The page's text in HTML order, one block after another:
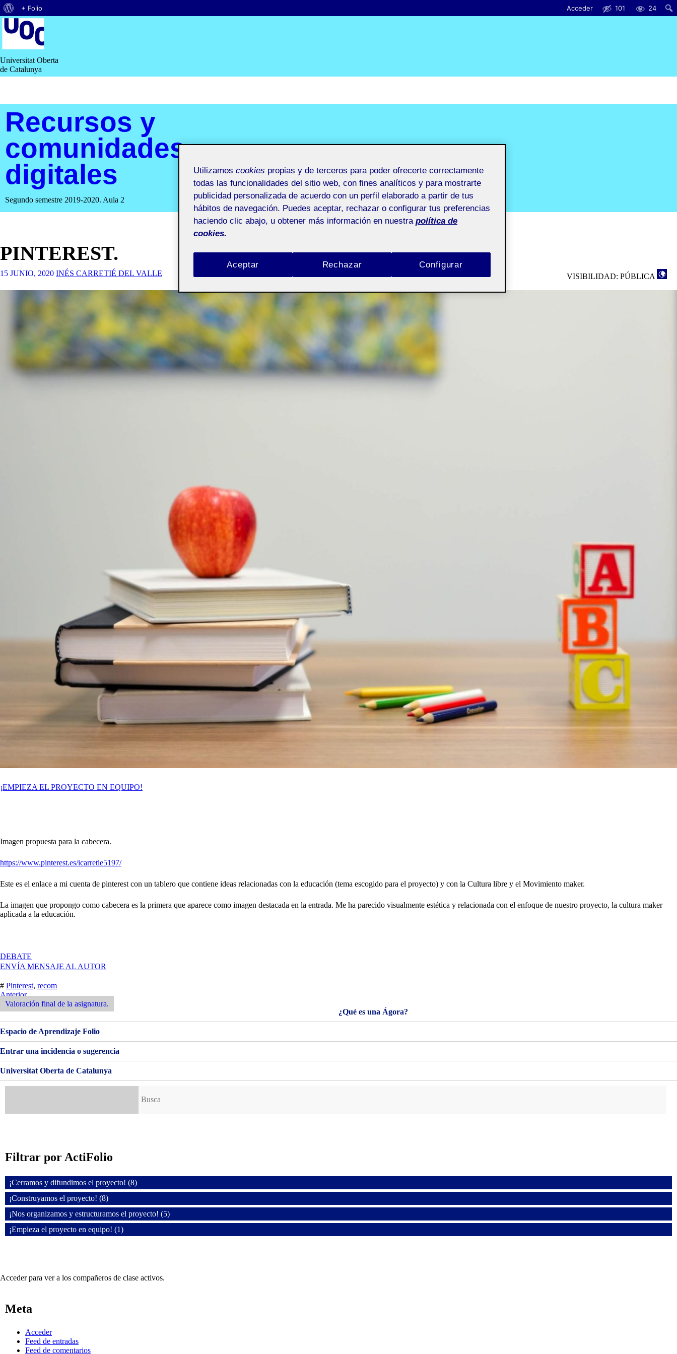
Saltar
al
contenido
Universitat Oberta
de Catalunya
Recursos y
comunidades
digitales
Segundo semestre 2019-2020. Aula 2
PINTEREST.
15 JUNIO, 2020 INÉS CARRETIÉ DEL VALLE VISIBILIDAD: PÚBLICA
¡EMPIEZA EL PROYECTO EN EQUIPO!
Imagen propuesta para la cabecera.
https://www.pinterest.es/icarretie5197/
Este es el enlace a mi cuenta de pinterest con un tablero que contiene ideas relacionadas con la educación (tema escogido para el proyecto) y con la Cultura libre y el Movimiento maker.
La imagen que propongo como cabecera es la primera que aparece como imagen destacada en la entrada. Me ha parecido visualmente estética y relacionada con el enfoque de nuestro proyecto, la cultura maker
aplicada a la educación.
DEBATE
PINTEREST.
ENVÍA MENSAJE AL AUTOR
# Pinterest, recom
Navegación
de
entradas
Entrada
Anterior
Anterior
Valoración final de la asignatura.
¿Qué es una Ágora?
Espacio de Aprendizaje Folio
Entrar una incidencia o sugerencia
Universitat Oberta de Catalunya
Filtrar por ActiFolio
¡Cerramos y difundimos el proyecto! (8)
¡Construyamos el proyecto! (8)
¡Nos organizamos y estructuramos el proyecto! (5)
¡Empieza el proyecto en equipo! (1)
Acceder para ver a los compañeros de clase activos.
Meta
Acceder
Feed de entradas
Feed de comentarios
Acerca
de
WordPress
+ Folio Acceder 101 24
Utilizamos cookies propias y de terceros para poder ofrecerte correctamente
todas las funcionalidades del sitio web, con fines analíticos y para mostrarte
publicidad personalizada de acuerdo con un perfil elaborado a partir de tus
hábitos de navegación. Puedes aceptar, rechazar o configurar tus preferencias
haciendo clic abajo, u obtener más información en nuestra política de
cookies.
Rechazar
Aceptar Configurar